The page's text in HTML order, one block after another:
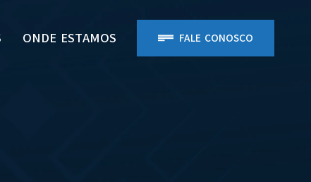
ONDE ESTAMOS FALE CONOSCO